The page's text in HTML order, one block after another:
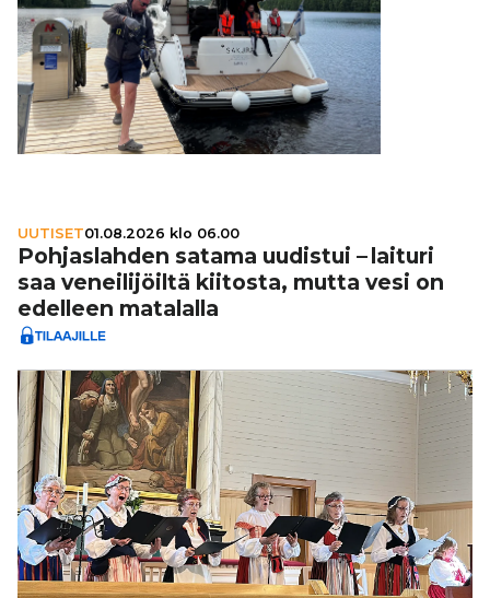
UUTISET01.08.2026 klo 06.00
Poh­jas­lah­den satama uudistui – laituri
saa venei­li­jöiltä kiitosta, mutta vesi on
edelleen matalalla